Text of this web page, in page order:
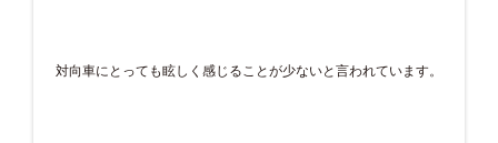
対向車にとっても眩しく感じることが少ないと言われています。